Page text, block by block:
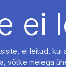
ei
ei leitud, kui
võtke meiega